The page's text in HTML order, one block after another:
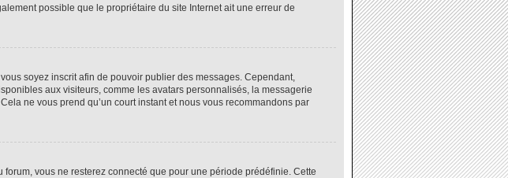
possible que le propriétaire du site Internet ait une erreur de
soyez inscrit afin de pouvoir publier des messages. Cependant,
aux visiteurs, comme les avatars personnalisés, la messagerie
ne vous prend qu’un court instant et nous vous recommandons par
vous ne resterez connecté que pour une période prédéfinie. Cette